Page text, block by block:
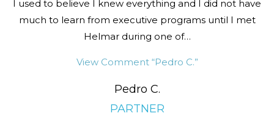
I used to believe I knew everything and I did not have
much to learn from executive programs until I met
Helmar during one of…
View Comment“Pedro C.”
Pedro C.
PARTNER